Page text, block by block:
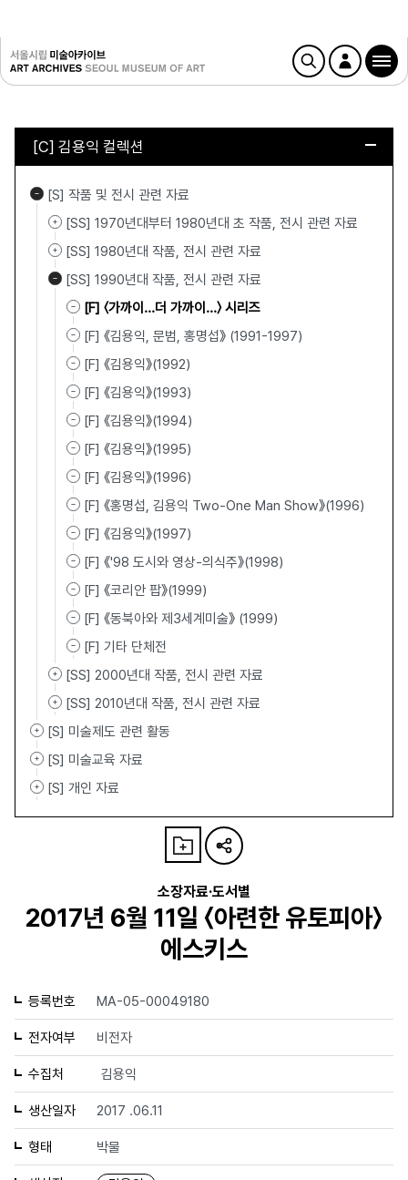
[C] 김용익 컬렉션
[S] 작품 및 전시 관련 자료
[SS] 1970년대부터 1980년대 초 작품, 전시 관련 자료
[SS] 1980년대 작품, 전시 관련 자료
[SS] 1990년대 작품, 전시 관련 자료
[F] 〈가까이…더 가까이…〉 시리즈
[F] 《김용익, 문범, 홍명섭》 (1991-1997)
[F] 《김용익》(1992)
[F] 《김용익》(1993)
[F] 《김용익》(1994)
[F] 《김용익》(1995)
[F] 《김용익》(1996)
[F] 《홍명섭, 김용익 Two-One Man Show》(1996)
[F] 《김용익》(1997)
[F] 《'98 도시와 영상-의식주》(1998)
[F] 《코리안 팝》(1999)
[F] 《동북아와 제3세계미술》 (1999)
[F] 기타 단체전
[SS] 2000년대 작품, 전시 관련 자료
[SS] 2010년대 작품, 전시 관련 자료
[S] 미술제도 관련 활동
[S] 미술교육 자료
[S] 개인 자료
소장자료·도서별
2017년 6월 11일 〈아련한 유토피아〉
에스키스
등록번호 MA-05-00049180
전자여부 비전자
수집처 김용익
생산일자 2017 .06.11
형태 박물